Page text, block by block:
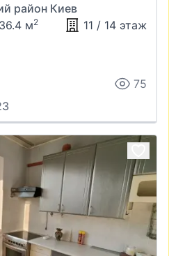
район Киев
36.4 м2
11 / 14 этаж
75